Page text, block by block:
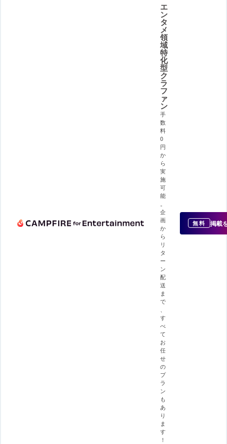
エ
ン
タ
メ
領
域
特
化
型
ク
ラ
フ
ァ
ン
手
数
料
0
円
か
ら
実
施
可
能
企
画
か
ら
リ
タ
ー
ン
配
送
ま
で
す
べ
て
お
任
せ
の
プ
ラ
ン
も
あ
り
ま
す
！
無料 掲載